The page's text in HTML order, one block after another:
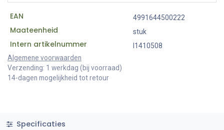
EAN 4991644500222
Maateenheid stuk
Intern artikelnummer
I1410508
Algemene voorwaarden
Verzending: 1 werkdag (bij voorraad)
14-dagen mogelijkheid tot retour
Specificaties